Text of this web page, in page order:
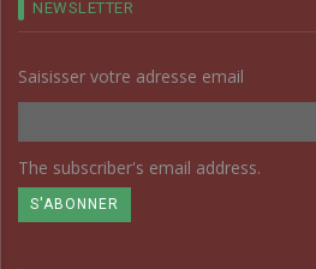
NEWSLETTER
Saisisser votre adresse email
The subscriber's email address.